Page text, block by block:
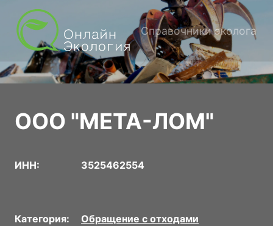
Справочники эколога
ООО "МЕТА-ЛОМ"
ИНН: 3525462554
Категория:
Обращение с отходами